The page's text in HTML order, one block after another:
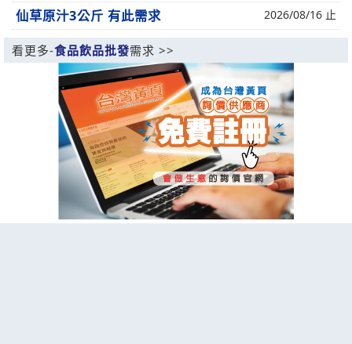
仙草原汁3公斤 有此需求 2026/08/16 止
看更多-食品飲品批發需求 >>